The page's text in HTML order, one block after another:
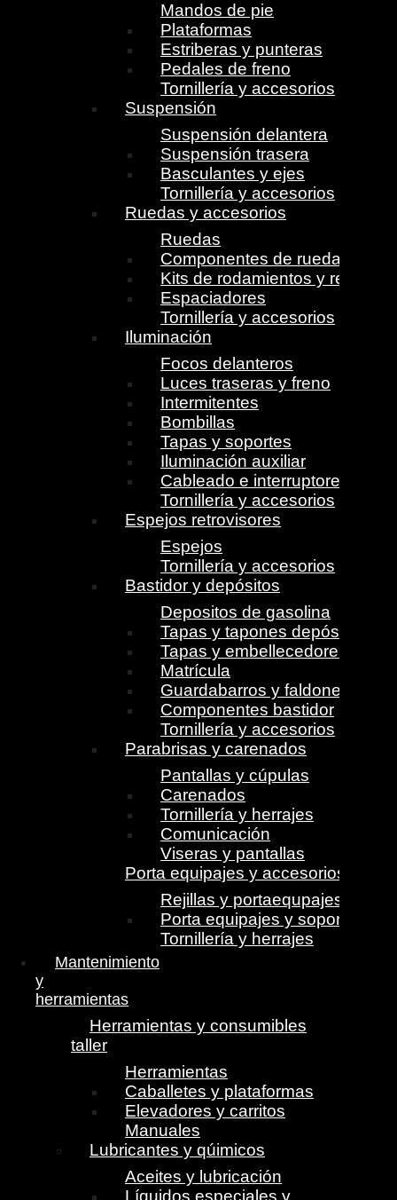
Mandos de pie
Plataformas
Estriberas y punteras
Pedales de freno
Tornillería y accesorios
Suspensión
Suspensión delantera
Suspensión trasera
Basculantes y ejes
Tornillería y accesorios
Ruedas y accesorios
Ruedas
Componentes de ruedas
Kits de rodamientos y retenes
Espaciadores
Tornillería y accesorios
Iluminación
Focos delanteros
Luces traseras y freno
Intermitentes
Bombillas
Tapas y soportes
Iluminación auxiliar
Cableado e interruptores
Tornillería y accesorios
Espejos retrovisores
Espejos
Tornillería y accesorios
Bastidor y depósitos
Depositos de gasolina
Tapas y tapones depósito
Tapas y embellecedores
Matrícula
Guardabarros y faldones
Componentes bastidor
Tornillería y accesorios
Parabrisas y carenados
Pantallas y cúpulas
Carenados
Tornillería y herrajes
Comunicación
Viseras y pantallas
Porta equipajes y accesorios
Rejillas y portaequpajes
Porta equipajes y soportes
Tornillería y herrajes
Mantenimiento
y
herramientas
Herramientas y consumibles
taller
Herramientas
Caballetes y plataformas
Elevadores y carritos
Manuales
Lubricantes y qúimicos
Aceites y lubricación
Líquidos especiales y